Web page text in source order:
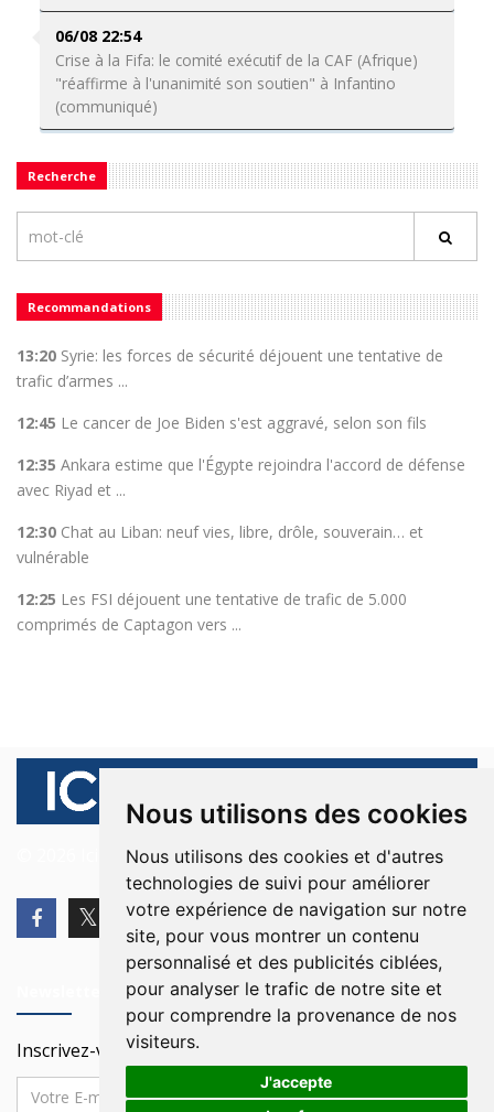
Nous utilisons des cookies
Nous utilisons des cookies et d'autres
technologies de suivi pour améliorer
votre expérience de navigation sur notre
site, pour vous montrer un contenu
personnalisé et des publicités ciblées,
pour analyser le trafic de notre site et
pour comprendre la provenance de nos
visiteurs.
J'accepte
06/08 22:54
Crise à la Fifa: le comité exécutif de la CAF (Afrique)
"réaffirme à l'unanimité son soutien" à Infantino
(communiqué)
Recherche
Recommandations
13:20 Syrie: les forces de sécurité déjouent une tentative de
trafic d’armes ...
12:45 Le cancer de Joe Biden s'est aggravé, selon son fils
12:35 Ankara estime que l'Égypte rejoindra l'accord de défense
avec Riyad et ...
12:30 Chat au Liban: neuf vies, libre, drôle, souverain… et
vulnérable
12:25 Les FSI déjouent une tentative de trafic de 5.000
comprimés de Captagon vers ...
© 2026 Ici Beyrouth. Tous les droits sont réservés.
Inscrivez-vous à notre Newsletter